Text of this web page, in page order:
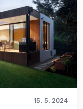
15. 5. 2024